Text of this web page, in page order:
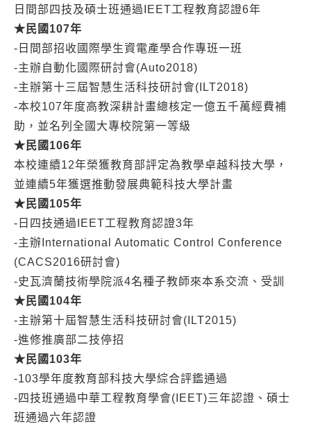
日間部四技及碩士班通過IEET工程教育認證6年
★ 民國107年
-日間部招收國際學生資電產學合作專班一班
-主辦自動化國際研討會(Auto2018)
-主辦第十三屆智慧生活科技研討會(ILT2018)
-本校107年度高教深耕計畫總核定一億五千萬經費補
助，並名列全國大專校院第一等級
★ 民國106年
本校連續12年榮獲教育部評定為教學卓越科技大學，
並連續5年獲選推動發展典範科技大學計畫
★ 民國105年
-日四技通過IEET工程教育認證3年
-主辦International Automatic Control Conference
(CACS2016研討會)
-史瓦濟蘭技術學院派4名種子教師來本系交流、受訓
★ 民國104年
-主辦第十屆智慧生活科技研討會(ILT2015)
-進修推廣部二技停招
★ 民國103年
-103學年度教育部科技大學綜合評鑑通過
-四技班通過中華工程教育學會(IEET)三年認證、碩士
班通過六年認證